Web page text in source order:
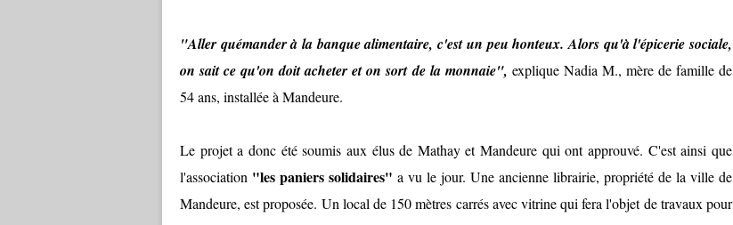
"Aller quémander à la banque alimentaire, c'est un peu honteux. Alors qu'à l'épicerie sociale,
on sait ce qu'on doit acheter et on sort de la monnaie", explique Nadia M., mère de famille de
54 ans, installée à Mandeure.
Le projet a donc été soumis aux élus de Mathay et Mandeure qui ont approuvé. C'est ainsi que
l'association "les paniers solidaires" a vu le jour. Une ancienne librairie, propriété de la ville de
Mandeure, est proposée. Un local de 150 mètres carrés avec vitrine qui fera l'objet de travaux pour